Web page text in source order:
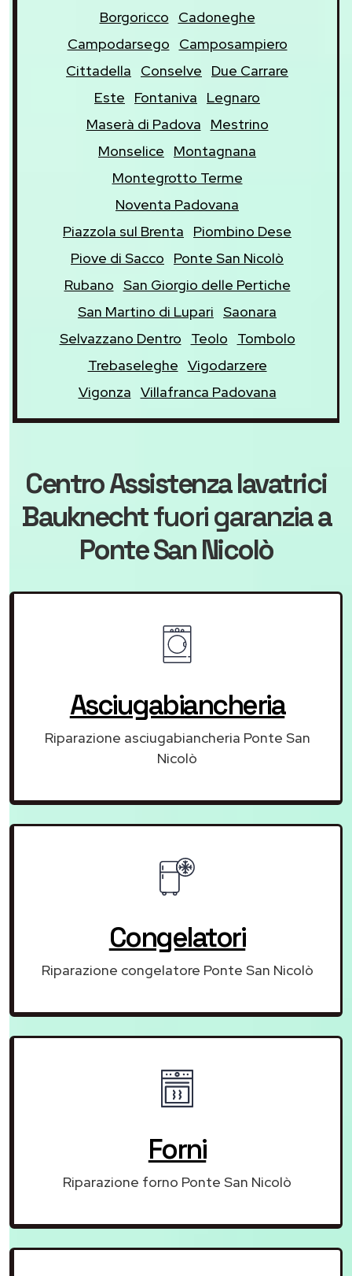
Borgoricco
Cadoneghe
Campodarsego
Camposampiero
Cittadella
Conselve
Due Carrare
Este
Fontaniva
Legnaro
Maserà di Padova
Mestrino
Monselice
Montagnana
Montegrotto Terme
Noventa Padovana
Piazzola sul Brenta
Piombino Dese
Piove di Sacco
Ponte San Nicolò
Rubano San Giorgio delle Pertiche
San Martino di Lupari Saonara
Selvazzano Dentro
Teolo
Tombolo
Trebaseleghe Vigodarzere
Vigonza Villafranca Padovana
Centro Assistenza lavatrici
Bauknechtfuori garanziaa
Ponte San Nicolò
Asciugabiancheria
Riparazione asciugabiancheria Ponte San
Nicolò
Congelatori
Riparazione congelatore Ponte San Nicolò
Forni
Riparazione forno Ponte San Nicolò